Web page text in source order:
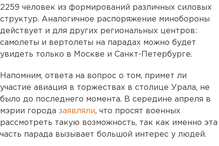
2259 человек из формирований различных силовых
структур. Аналогичное распоряжение минобороны
действует и для других региональных центров:
самолеты и вертолеты на парадах можно будет
увидеть только в Москве и Санкт-Петербурге.
Напомним, ответа на вопрос о том, примет ли
участие авиация в торжествах в столице Урала, не
было до последнего момента. В середине апреля в
мэрии города заявляли, что просят военных
рассмотреть такую возможность, так как именно эта
часть парада вызывает большой интерес у людей.